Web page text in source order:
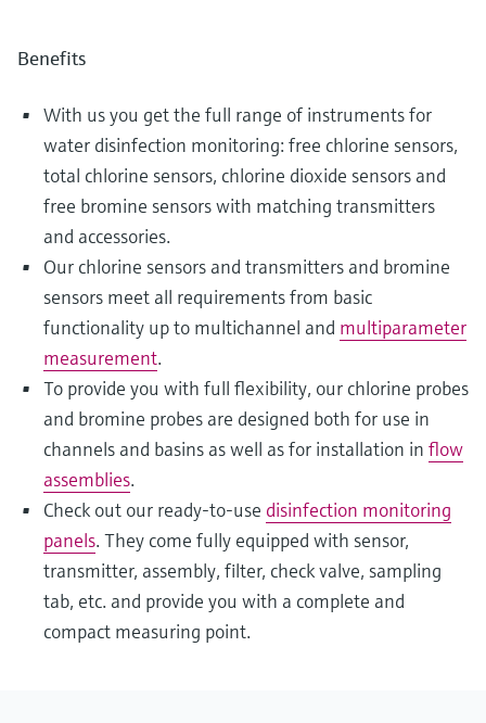
Benefits
With us you get the full range of instruments for
water disinfection monitoring: free chlorine sensors,
total chlorine sensors, chlorine dioxide sensors and
free bromine sensors with matching transmitters
and accessories.
Our chlorine sensors and transmitters and bromine
sensors meet all requirements from basic
functionality up to multichannel and multiparameter
measurement.
To provide you with full flexibility, our chlorine probes
and bromine probes are designed both for use in
channels and basins as well as for installation in flow
assemblies.
Check out our ready-to-use disinfection monitoring
panels. They come fully equipped with sensor,
transmitter, assembly, filter, check valve, sampling
tab, etc. and provide you with a complete and
compact measuring point.